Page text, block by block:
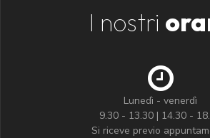
I nostri
Lunedì - venerdì
9.30 - 13.30 | 14.30 -
Si riceve previo